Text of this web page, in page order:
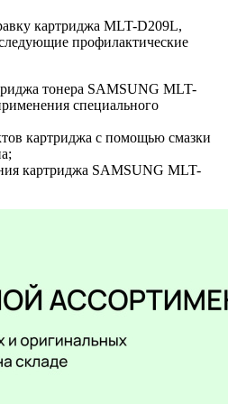
картриджа MLT-D209L,
профилактические
тонера SAMSUNG MLT-
специального
картриджа с помощью смазки
картриджа SAMSUNG MLT-